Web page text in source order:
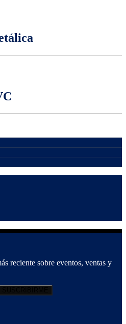
reciente sobre eventos, ventas y